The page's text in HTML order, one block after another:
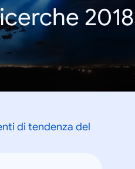
2018
di tendenza del